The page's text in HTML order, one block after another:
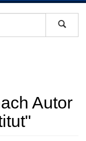
der
Autor